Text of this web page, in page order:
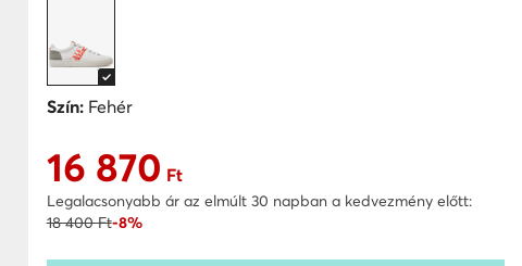
Szín:Fehér
Aktuális ár 16 870 Ft
16 870 Ft
Legalacsonyabb ár az elmúlt 30 napban a kedvezmény előtt:
18 400 Ft-8%